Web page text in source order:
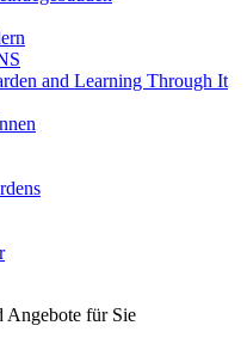
and Learning Through It
Angebote für Sie